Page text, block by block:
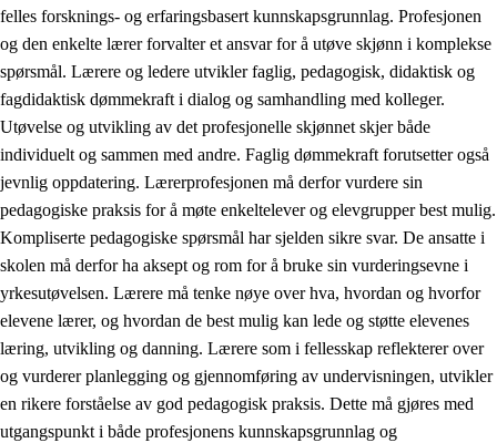
felles forsknings- og erfaringsbasert kunnskapsgrunnlag. Profesjonen
og den enkelte lærer forvalter et ansvar for å utøve skjønn i komplekse
spørsmål. Lærere og ledere utvikler faglig, pedagogisk, didaktisk og
fagdidaktisk dømmekraft i dialog og samhandling med kolleger.
Utøvelse og utvikling av det profesjonelle skjønnet skjer både
individuelt og sammen med andre. Faglig dømmekraft forutsetter også
jevnlig oppdatering. Lærerprofesjonen må derfor vurdere sin
pedagogiske praksis for å møte enkeltelever og elevgrupper best mulig.
Kompliserte pedagogiske spørsmål har sjelden sikre svar. De ansatte i
skolen må derfor ha aksept og rom for å bruke sin vurderingsevne i
yrkesutøvelsen. Lærere må tenke nøye over hva, hvordan og hvorfor
elevene lærer, og hvordan de best mulig kan lede og støtte elevenes
læring, utvikling og danning. Lærere som i fellesskap reflekterer over
og vurderer planlegging og gjennomføring av undervisningen, utvikler
en rikere forståelse av god pedagogisk praksis. Dette må gjøres med
utgangspunkt i både profesjonens kunnskapsgrunnlag og